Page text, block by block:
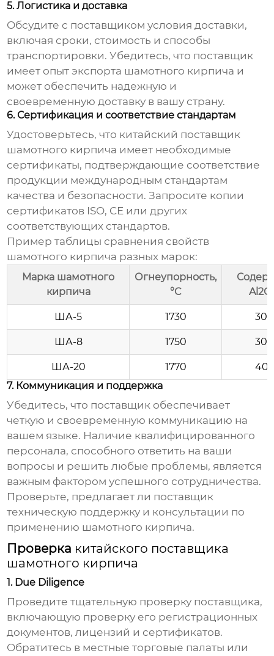
5. Логистика и доставка
Обсудите с поставщиком условия доставки,
включая сроки, стоимость и способы
транспортировки. Убедитесь, что поставщик
имеет опыт экспорта шамотного кирпича и
может обеспечить надежную и
своевременную доставку в вашу страну.
6. Сертификация и соответствие стандартам
Удостоверьтесь, что китайский поставщик
шамотного кирпича имеет необходимые
сертификаты, подтверждающие соответствие
продукции международным стандартам
качества и безопасности. Запросите копии
сертификатов ISO, CE или других
соответствующих стандартов.
Пример таблицы сравнения свойств
шамотного кирпича разных марок:
Марка шамотного
кирпича
Огнеупорность,
°C
ША-5 1730 30-
ША-8 1750 30-
ША-20 1770
40-
7. Коммуникация и поддержка
Убедитесь, что поставщик обеспечивает
четкую и своевременную коммуникацию на
вашем языке. Наличие квалифицированного
персонала, способного ответить на ваши
вопросы и решить любые проблемы, является
важным фактором успешного сотрудничества.
Проверьте, предлагает ли поставщик
техническую поддержку и консультации по
применению шамотного кирпича.
Проверка китайского поставщика
шамотного кирпича
1. Due Diligence
Проведите тщательную проверку поставщика,
включающую проверку его регистрационных
документов, лицензий и сертификатов.
Обратитесь в местные торговые палаты или